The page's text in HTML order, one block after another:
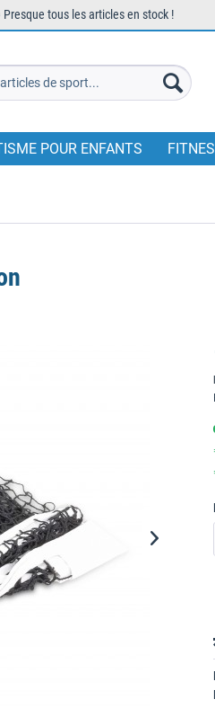
Presque tous les articles en stock !
POUR ENFANTS